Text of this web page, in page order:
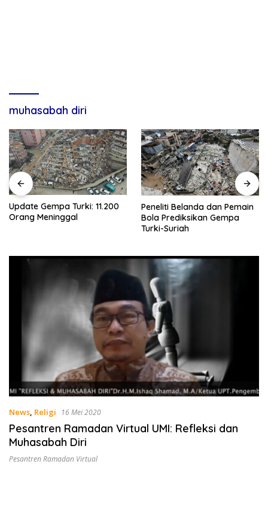
muhasabah diri
Update Gempa Turki: 11.200
Orang Meninggal
Peneliti Belanda dan Pemain
Bola Prediksikan Gempa
Turki-Suriah
News, Religi 16 Mei 2020
Pesantren Ramadan Virtual UMI: Refleksi dan
Muhasabah Diri
Pesantren Ramadan Virtual